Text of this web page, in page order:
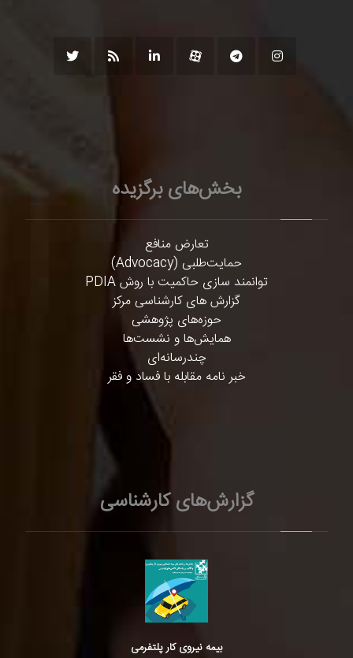
بخش‌های برگزیده
تعارض منافع
حمایت‌طلبی (Advocacy)
توانمند سازی حاکمیت با روش PDIA
گزارش های کارشناسی مرکز
حوزه‌های پژوهشی
همایش‌ها و نشست‌ها
چندرسانه‌ای
خبر نامه مقابله با فساد و فقر
گزارش‌های کارشناسی
بیمه نیروی کار پلتفرمی